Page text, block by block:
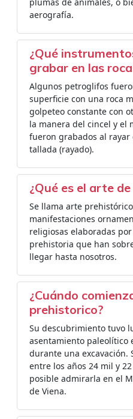
aerografía.
¿Qué
grabar en las
Algunos petroglifos
superficie con una roca
golpeteo constante con
la manera del cincel y el
fueron grabados al rayar
tallada (rayado).
¿Qué es el arte
Se llama arte
manifestaciones
religiosas elaboradas
prehistoria que han
llegar hasta nosotros.
¿Cuándo
prehistorico?
Su descubrimiento tuvo
asentamiento paleolítico
durante una excavación.
entre los años 24 mil y
posible admirarla en el
de Viena.